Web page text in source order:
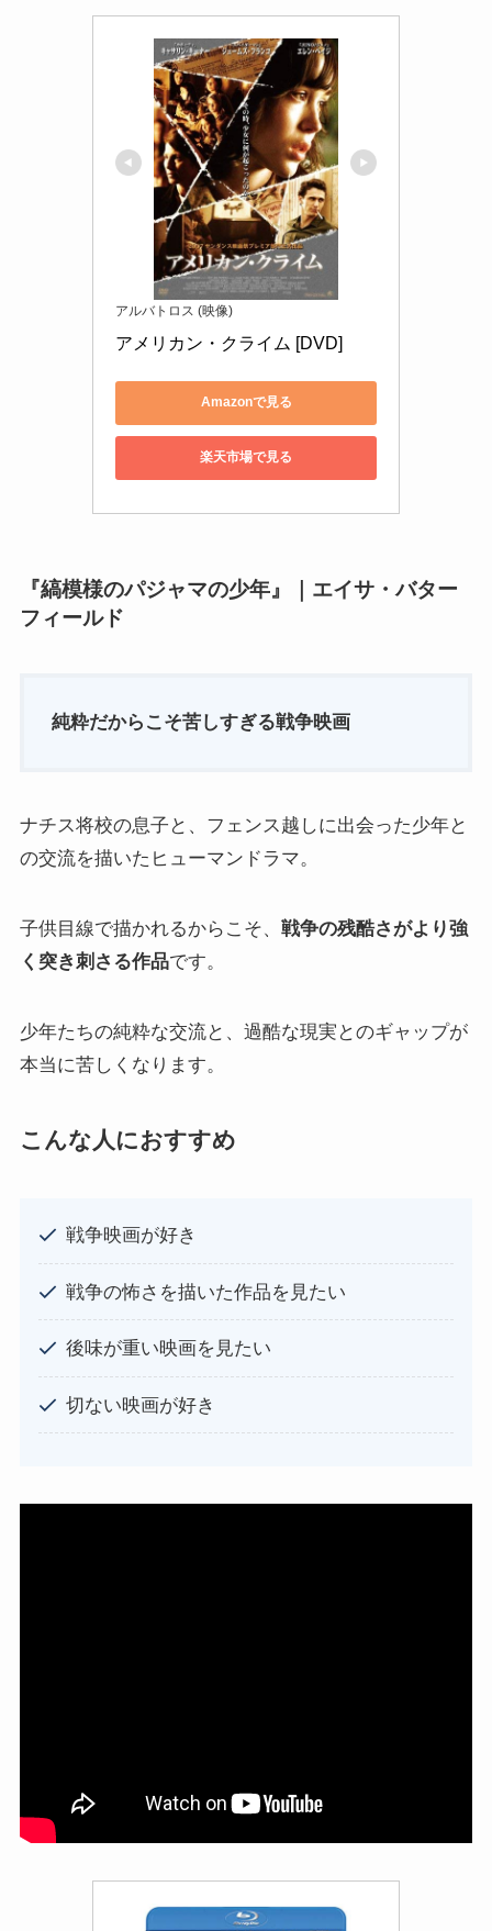
アルバトロス (映像)
アメリカン・クライム [DVD]
Amazonで見る
楽天市場で見る
『縞模様のパジャマの少年』｜エイサ・バター
フィールド
純粋だからこそ苦しすぎる戦争映画
ナチス将校の息子と、フェンス越しに出会った少年と
の交流を描いたヒューマンドラマ。
子供目線で描かれるからこそ、 戦争の残酷さがより強
く突き刺さる作品です。
少年たちの純粋な交流と、過酷な現実とのギャップが
本当に苦しくなります。
こんな人におすすめ
戦争映画が好き
戦争の怖さを描いた作品を見たい
後味が重い映画を見たい
切ない映画が好き